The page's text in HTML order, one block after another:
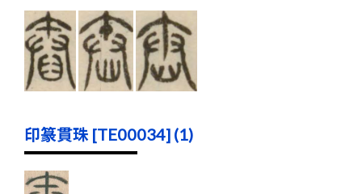
印篆貫珠 [TE00034] (1)